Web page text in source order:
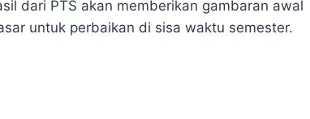
dari PTS akan memberikan gambaran awal
untuk perbaikan di sisa waktu semester.